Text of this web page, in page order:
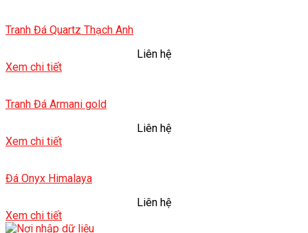
Tranh Đá Quartz Thạch Anh
Liên hệ
Xem chi tiết
Tranh Đá Armani gold
Liên hệ
Xem chi tiết
Đá Onyx Himalaya
Liên hệ
Xem chi tiết